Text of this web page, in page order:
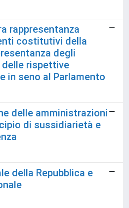
rappresentanza
costitutivi della
degli
rispettive
in seno al Parlamento
delle amministrazioni
di sussidiarietà e
della Repubblica e